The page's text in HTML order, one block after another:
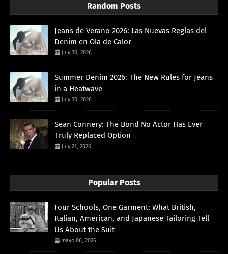
Random Posts
Jeans de Verano 2026: Las Nuevas Reglas del
Denim en Ola de Calor
July 30, 2026
Summer Denim 2026: The New Rules for Jeans
in a Heatwave
July 30, 2026
Sean Connery: The Bond No Actor Has Ever
Truly Replaced Option
July 21, 2026
Popular Posts
Four Schools, One Garment: What British,
Italian, American, and Japanese Tailoring Tell
Us About the Suit
mayo 06, 2026